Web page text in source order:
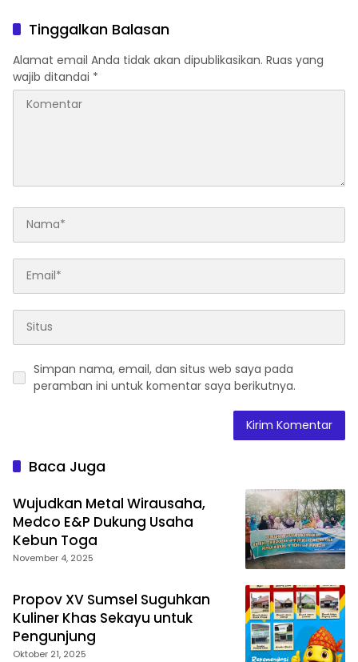
Tinggalkan Balasan
Alamat email Anda tidak akan dipublikasikan. Ruas yang
wajib ditandai *
Simpan nama, email, dan situs web saya pada
peramban ini untuk komentar saya berikutnya.
Baca Juga
Wujudkan Metal Wirausaha,
Medco E&P Dukung Usaha
Kebun Toga
November 4, 2025
Propov XV Sumsel Suguhkan
Kuliner Khas Sekayu untuk
Pengunjung
Oktober 21, 2025